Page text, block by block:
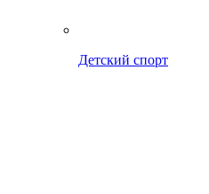
Детский спорт